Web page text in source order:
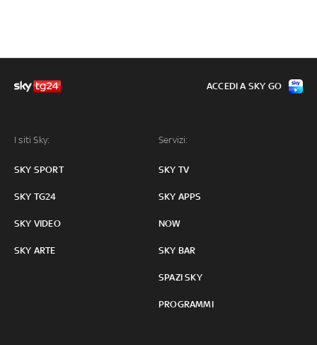
I siti Sky:
SKY SPORT
SKY TG24
SKY VIDEO
SKY ARTE
Servizi:
SKY TV
SKY APPS
NOW
SKY BAR
SPAZI SKY
PROGRAMMI
ACCEDI A SKY GO